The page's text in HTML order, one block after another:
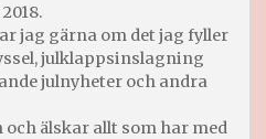
jag gärna om det jag fyller
julklappsinslagning
julnyheter och andra
och älskar allt som har med